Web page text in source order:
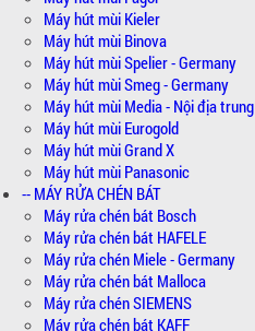
Máy hút mùi Kieler
Máy hút mùi Binova
Máy hút mùi Spelier - Germany
Máy hút mùi Smeg - Germany
Máy hút mùi Media - Nội địa trung
Máy hút mùi Eurogold
Máy hút mùi Grand X
Máy hút mùi Panasonic
-- MÁY RỬA CHÉN BÁT
Máy rửa chén bát Bosch
Máy rửa chén bát HAFELE
Máy rửa chén Miele - Germany
Máy rửa chén bát Malloca
Máy rửa chén SIEMENS
Máy rửa chén bát KAFF